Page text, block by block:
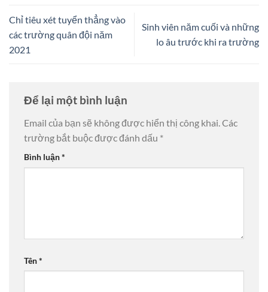
Chỉ tiêu xét tuyển thẳng vào
các trường quân đội năm
2021
Sinh viên năm cuối và những
lo âu trước khi ra trường
Để lại một bình luận
Email của bạn sẽ không được hiển thị công khai. Các
trường bắt buộc được đánh dấu *
Bình luận*
Tên*